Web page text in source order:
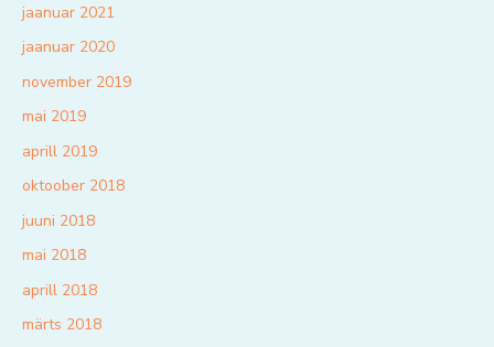
jaanuar 2021
jaanuar 2020
november 2019
mai 2019
aprill 2019
oktoober 2018
juuni 2018
mai 2018
aprill 2018
märts 2018